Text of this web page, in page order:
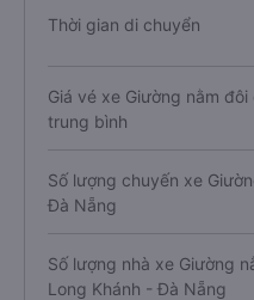
Thời gian di chuyển
Giá vé xe Giường nằm
trung bình
Số lượng chuyến xe
Đà Nẵng
Số lượng nhà xe Giường
Long Khánh - Đà Nẵng